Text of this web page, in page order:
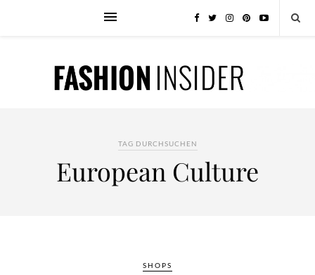
TAG DURCHSUCHEN
European Culture
SHOPS